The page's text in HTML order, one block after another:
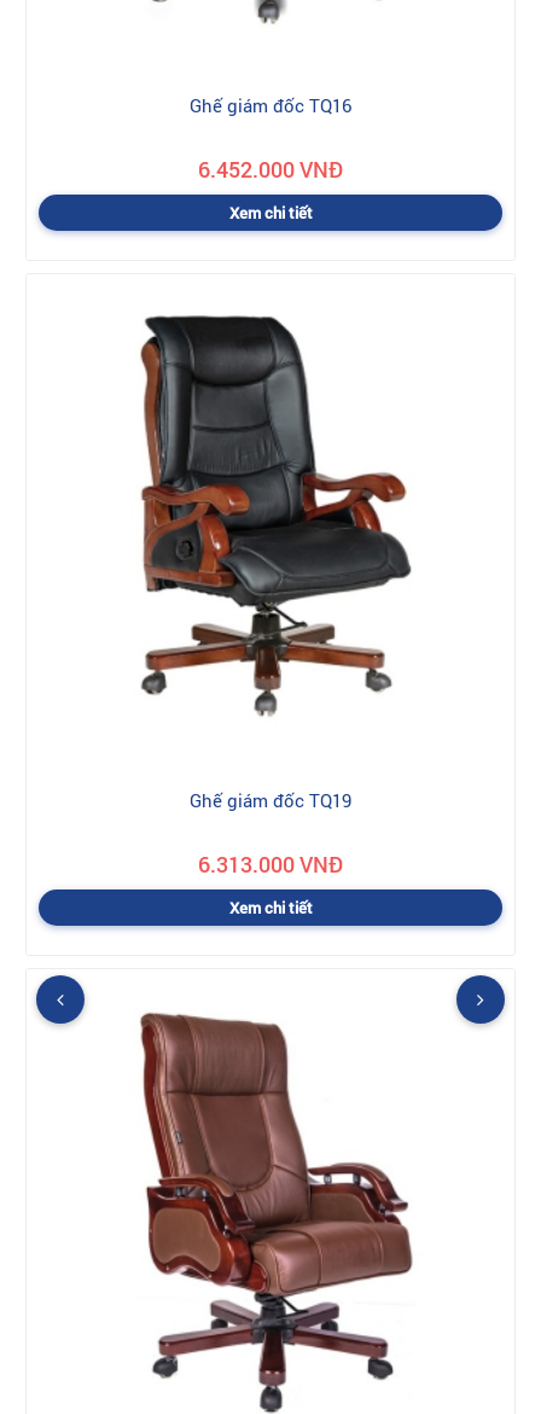
Ghế giám đốc TQ16
6.452.000 VNĐ
Xem chi tiết
Ghế giám đốc TQ19
6.313.000 VNĐ
Xem chi tiết